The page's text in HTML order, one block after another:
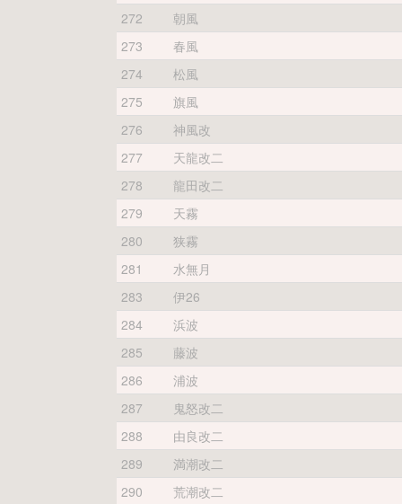
272
朝風
273
春風
274
松風
275
旗風
276
神風改
277
天龍改二
278
龍田改二
279
天霧
280
狭霧
281
水無月
283
伊26
284
浜波
285
藤波
286
浦波
287
鬼怒改二
288
由良改二
289
満潮改二
290
荒潮改二